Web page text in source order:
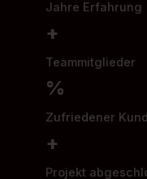
Jahre Erfahrung
+
Teammitglieder
%
Zufriedener
+
Projekt